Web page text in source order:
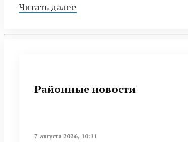
Читать далее
Районные новости
7 августа 2026, 10:11